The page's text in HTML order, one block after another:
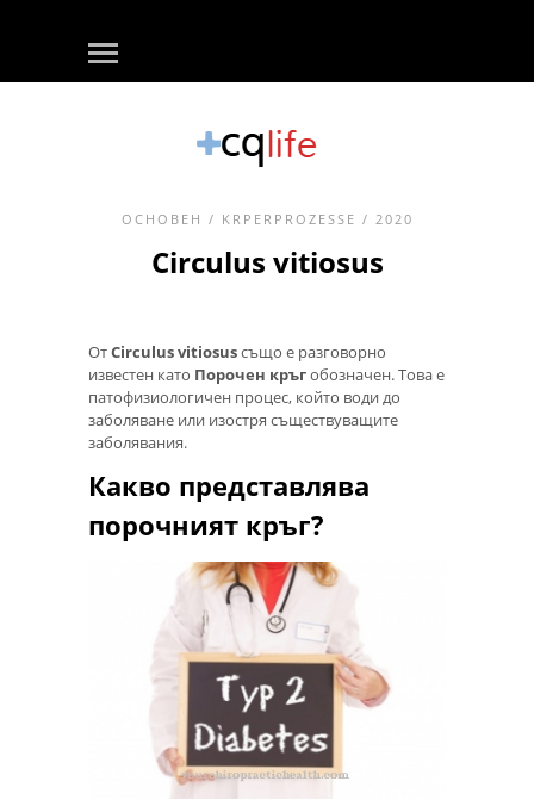
ОСНОВЕН / KRPERPROZESSE / 2020
Circulus vitiosus
ОтCirculus vitiosusсъщо е разговорно
известен като Порочен кръгобозначен. Това е
патофизиологичен процес, който води до
заболяване или изостря съществуващите
заболявания.
Какво представлява
порочният кръг?